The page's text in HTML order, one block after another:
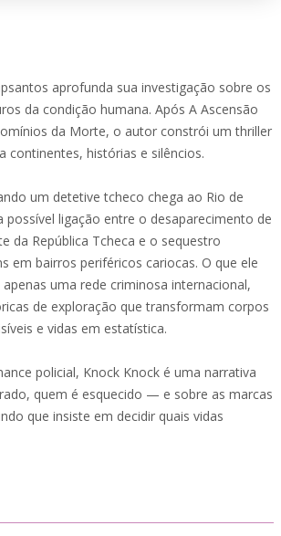
aprofunda sua investigação sobre os
da condição humana. Após A Ascensão
da Morte, o autor constrói um thriller
continentes, histórias e silêncios.
um detetive tcheco chega ao Rio de
possível ligação entre o desaparecimento de
da República Tcheca e o sequestro
em bairros periféricos cariocas. O que ele
uma rede criminosa internacional,
de exploração que transformam corpos
e vidas em estatística.
policial, Knock Knock é uma narrativa
quem é esquecido — e sobre as marcas
que insiste em decidir quais vidas